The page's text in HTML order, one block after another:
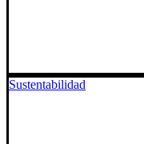
Sustentabilidad